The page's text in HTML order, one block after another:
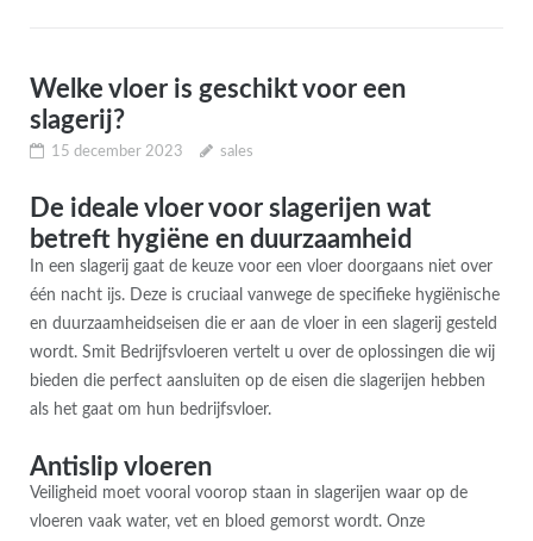
Welke vloer is geschikt voor een
slagerij?
15 december 2023 sales
De ideale vloer voor slagerijen wat
betreft hygiëne en duurzaamheid
In een slagerij gaat de keuze voor een vloer doorgaans niet over
één nacht ijs. Deze is cruciaal vanwege de specifieke hygiënische
en duurzaamheidseisen die er aan de vloer in een slagerij gesteld
wordt. Smit Bedrijfsvloeren vertelt u over de oplossingen die wij
bieden die perfect aansluiten op de eisen die slagerijen hebben
als het gaat om hun bedrijfsvloer.
Antislip vloeren
Veiligheid moet vooral voorop staan in slagerijen waar op de
vloeren vaak water, vet en bloed gemorst wordt. Onze